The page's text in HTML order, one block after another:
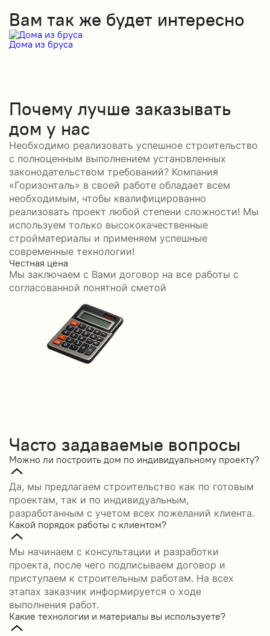
Вам так же будет интересно
Дома из бруса
Почему лучше заказывать
дом у нас
Необходимо реализовать успешное строительство
с полноценным выполнением установленных
законодательством требований? Компания
«Горизонталь» в своей работе обладает всем
необходимым, чтобы квалифицированно
реализовать проект любой степени сложности! Мы
используем только высококачественные
стройматериалы и применяем успешные
современные технологии!
Честная цена
Мы заключаем с Вами договор на все работы с
согласованной понятной сметой
Часто задаваемые вопросы
Можно ли построить дом по индивидуальному проекту?
Да, мы предлагаем строительство как по готовым
проектам, так и по индивидуальным,
разработанным с учетом всех пожеланий клиента.
Какой порядок работы с клиентом?
Мы начинаем с консультации и разработки
проекта, после чего подписываем договор и
приступаем к строительным работам. На всех
этапах заказчик информируется о ходе
выполнения работ.
Какие технологии и материалы вы используете?